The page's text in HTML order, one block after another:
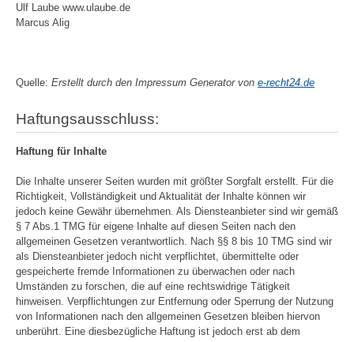
Ulf Laube www.ulaube.de
Marcus Alig
Quelle: Erstellt durch den Impressum Generator von e-recht24.de
Haftungsausschluss:
Haftung für Inhalte
Die Inhalte unserer Seiten wurden mit größter Sorgfalt erstellt. Für die
Richtigkeit, Vollständigkeit und Aktualität der Inhalte können wir
jedoch keine Gewähr übernehmen. Als Diensteanbieter sind wir gemäß
§ 7 Abs.1 TMG für eigene Inhalte auf diesen Seiten nach den
allgemeinen Gesetzen verantwortlich. Nach §§ 8 bis 10 TMG sind wir
als Diensteanbieter jedoch nicht verpflichtet, übermittelte oder
gespeicherte fremde Informationen zu überwachen oder nach
Umständen zu forschen, die auf eine rechtswidrige Tätigkeit
hinweisen. Verpflichtungen zur Entfernung oder Sperrung der Nutzung
von Informationen nach den allgemeinen Gesetzen bleiben hiervon
unberührt. Eine diesbezügliche Haftung ist jedoch erst ab dem